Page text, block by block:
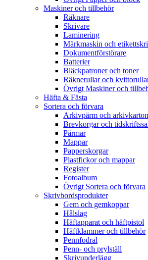
Maskiner och tillbehör
Räknare
Skrivare
Laminering
Märkmaskin och
Dokumentförstörare
Batterier
Bläckpatroner och toner
Räknerullar och
Övrigt Maskiner och
Häfta & Fästa
Sortera och förvara
Arkivpärm och
Brevkorgar och
Pärmar
Mappar
Papperskorgar
Plastfickor och mappar
Register
Fotoalbum
Övrigt Sortera och förvara
Skrivbordsprodukter
Gem och gemkoppar
Hålslag
Häftapparat och häftpistol
Häftklammer och tillbehör
Pennfodral
Penn- och prylställ
Skrivunderlägg